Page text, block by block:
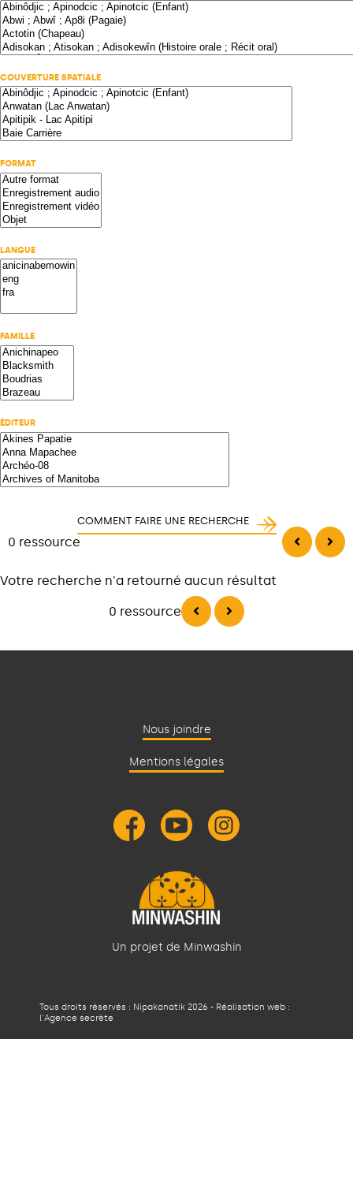
COMMENT FAIRE UNE RECHERCHE
COUVERTURE SPATIALE
FORMAT
LANGUE
FAMILLE
ÉDITEUR
0 ressource
Votre recherche n'a retourné aucun résultat
0 ressource
Nous joindre
Mentions légales
Un projet de Minwashin
Tous droits réservés : Nipakanatik 2026 - Réalisation web :
l'Agence secrète